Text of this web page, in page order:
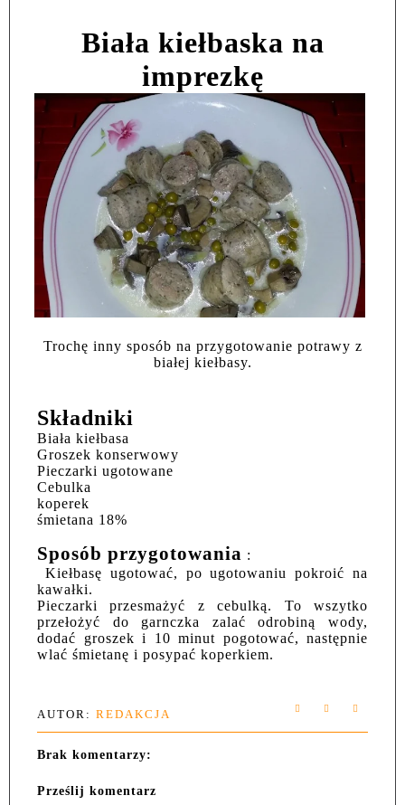
Biała kiełbaska na
imprezkę
Trochę inny sposób na przygotowanie potrawy z
białej kiełbasy.
Składniki
Biała kiełbasa
Groszek konserwowy
Pieczarki ugotowane
Cebulka
koperek
śmietana 18%
Sposób przygotowania :
Kiełbasę ugotować, po ugotowaniu pokroić na
kawałki.
Pieczarki przesmażyć z cebulką. To wszytko
przełożyć do garnczka zalać odrobiną wody,
dodać groszek i 10 minut pogotować, następnie
wlać śmietanę i posypać koperkiem.
AUTOR: REDAKCJA
Brak komentarzy:
Prześlij komentarz